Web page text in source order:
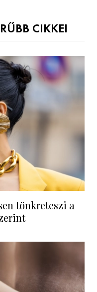
CIKKEI
tönkreteszi a